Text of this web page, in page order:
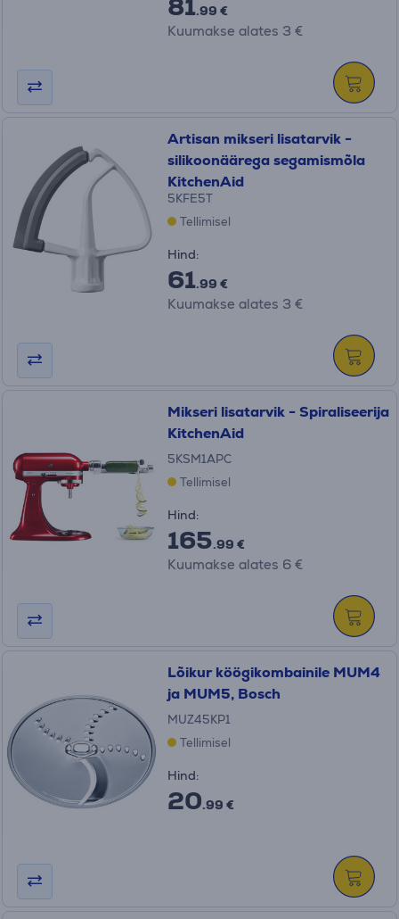
.99 €
Kuumakse alates 3 €
Artisan mikseri lisatarvik -
silikoonäärega segamismõla
KitchenAid
5KFE5T
Tellimisel
Hind:
61.99 €
Kuumakse alates 3 €
Mikseri lisatarvik - Spiraliseerija
KitchenAid
5KSM1APC
Tellimisel
Hind:
165.99 €
Kuumakse alates 6 €
Lõikur köögikombainile MUM4
ja MUM5, Bosch
MUZ45KP1
Tellimisel
Hind:
20.99 €